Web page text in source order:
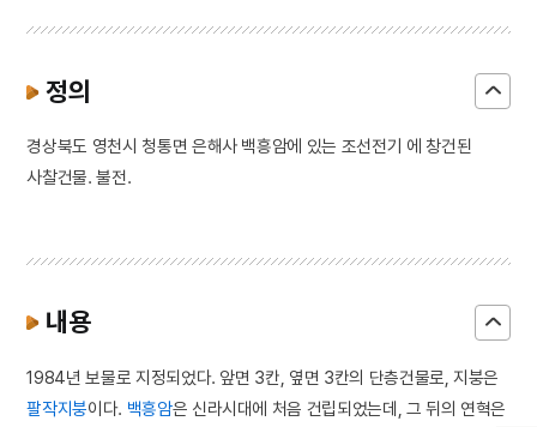
정의
경상북도 영천시 청통면 은해사 백흥암에 있는 조선전기 에 창건된
사찰건물. 불전.
내용
1984년 보물로 지정되었다. 앞면 3칸, 옆면 3칸의 단층건물로, 지붕은
팔작지붕이다. 백흥암은 신라시대에 처음 건립되었는데, 그 뒤의 연혁은